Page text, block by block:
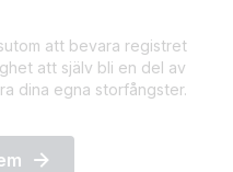
att bevara registret
att själv bli en del av
dina egna storfångster.